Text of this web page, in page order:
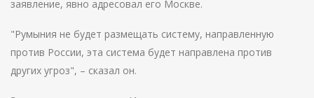
заявление, явно адресовал его Москве.
"Румыния не будет размещать систему, направленную
против России, эта система будет направлена против
других угроз", – сказал он.